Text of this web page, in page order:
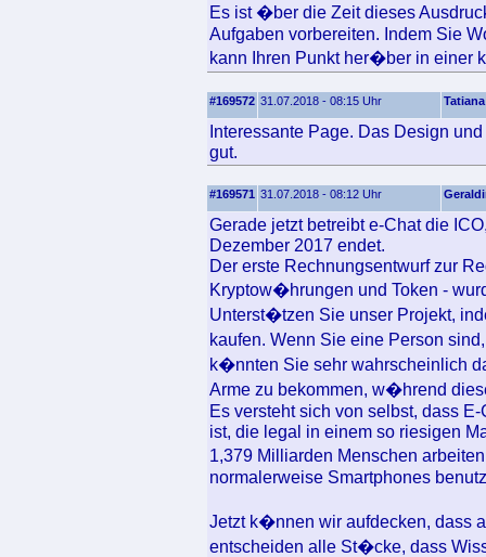
Es ist �ber die Zeit dieses
Aufgaben vorbereiten. Indem Sie
kann Ihren Punkt her�ber in einer
#169572 31.07.2018 - 08:15 Uhr Tatiana
Interessante Page. Das Design
gut.
#169571 31.07.2018 - 08:12 Uhr
Gerade jetzt betreibt e-Chat die
Dezember 2017 endet.
Der erste Rechnungsentwurf zur
Kryptow�hrungen und Token -
Unterst�tzen Sie unser Projekt,
kaufen. Wenn Sie eine Person
k�nnten Sie sehr wahrscheinlich
Arme zu bekommen, w�hrend
Es versteht sich von selbst, dass
ist, die legal in einem so riesigen
1,379 Milliarden Menschen
normalerweise Smartphones
Jetzt k�nnen wir aufdecken, dass
entscheiden alle St�cke, dass